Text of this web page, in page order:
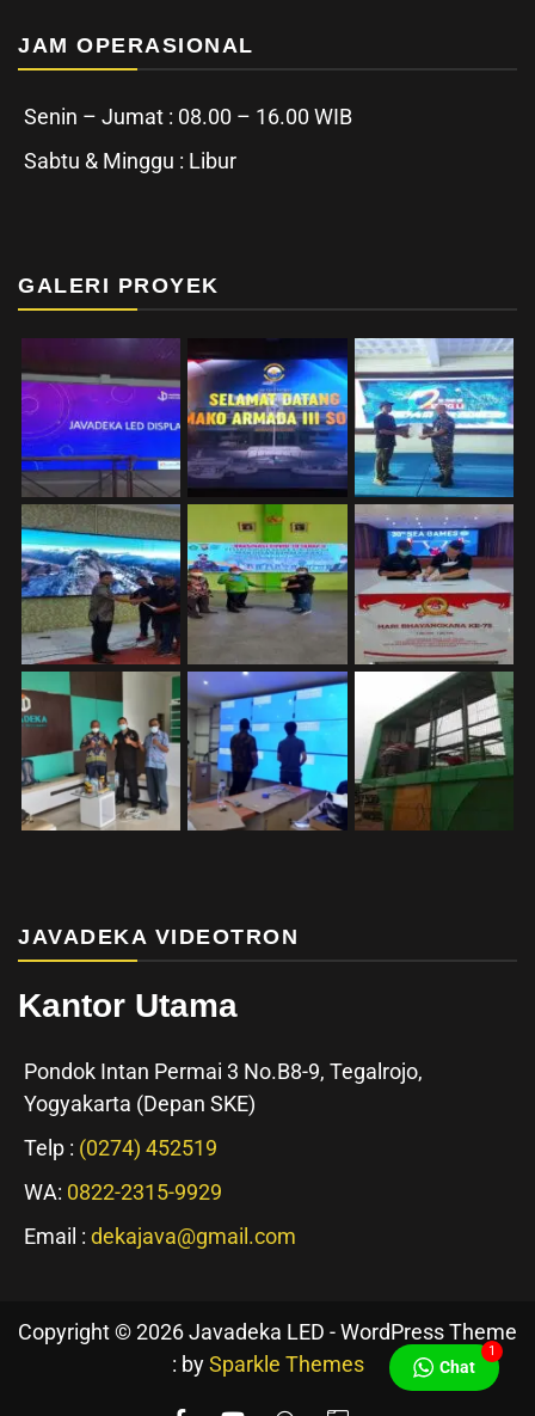
JAM OPERASIONAL
Senin – Jumat : 08.00 – 16.00 WIB
Sabtu & Minggu : Libur
GALERI PROYEK
JAVADEKA VIDEOTRON
Kantor Utama
Pondok Intan Permai 3 No.B8-9, Tegalrojo,
Yogyakarta (Depan SKE)
Telp : (0274) 452519
WA: 0822-2315-9929
Email : dekajava@gmail.com
Copyright © 2026 Javadeka LED - WordPress Theme
: bySparkle Themes Chat
1